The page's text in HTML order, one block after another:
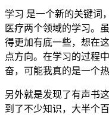
学习 是一个新的关键词
医疗两个领域的学习。
得更加有底一些，想在
点方向。在学习的过程
奋，可能我真的是一个
另外就是发现了有声书
到了不少知识，大半个